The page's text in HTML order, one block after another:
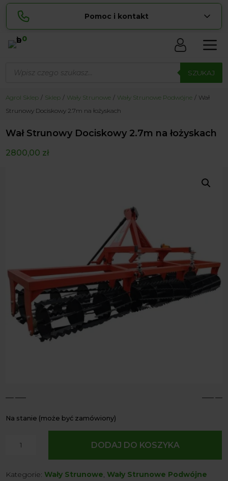
Pomoc i kontakt
Sylwia
pokaż numer
729 856 ... pokaż numer
biuro@ ... pokaż e-mail
0
produktów SZUKAJ
Agrol Sklep Sklep Wały Strunowe Wały Strunowe Podwójne
Wał
Strunowy Dociskowy 2.7m na łożyskach
Wał Strunowy Dociskowy 2.7m na łożyskach
2800,00 zł
4 5
Na stanie (może być zamówiony)
Dociskowy
DODAJ DO KOSZYKA
Kategorie:Wały Strunowe,Wały Strunowe Podwójne